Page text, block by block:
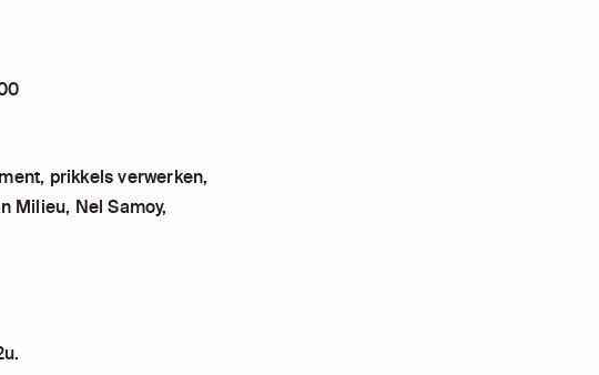
prikkels verwerken,
Milieu, Nel Samoy,